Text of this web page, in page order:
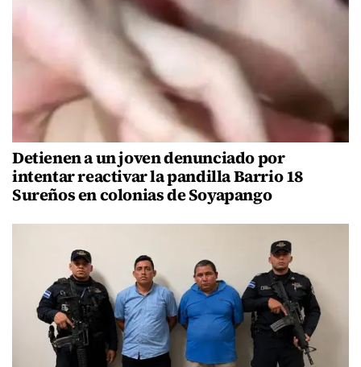
Detienen a un joven denunciado por
intentar reactivar la pandilla Barrio 18
Sureños en colonias de Soyapango